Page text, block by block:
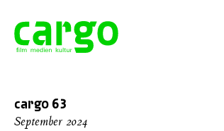
cargo 63
September 2024